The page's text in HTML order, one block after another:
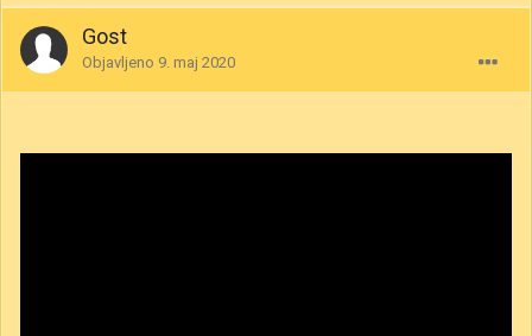
Gost
Objavljeno 9. maj 2020